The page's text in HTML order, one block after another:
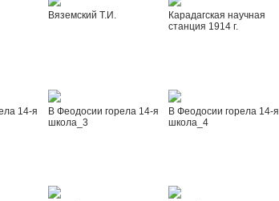
Вяземский Т.И.
Карадагская научная
станция 1914 г.
14-я
В Феодосии горела 14-я
школа_3
В Феодосии горела 14-я
школа_4